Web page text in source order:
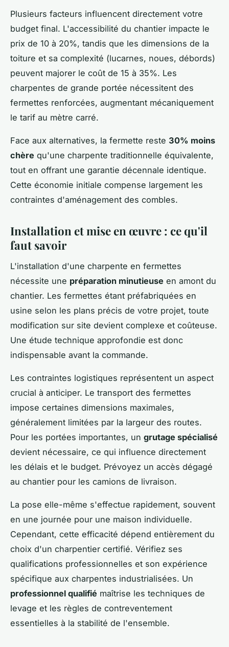
Plusieurs facteurs influencent directement votre
budget final. L'accessibilité du chantier impacte le
prix de 10 à 20%, tandis que les dimensions de la
toiture et sa complexité (lucarnes, noues, débords)
peuvent majorer le coût de 15 à 35%. Les
charpentes de grande portée nécessitent des
fermettes renforcées, augmentant mécaniquement
le tarif au mètre carré.
Face aux alternatives, la fermette reste 30% moins
chère qu'une charpente traditionnelle équivalente,
tout en offrant une garantie décennale identique.
Cette économie initiale compense largement les
contraintes d'aménagement des combles.
Installation et mise en œuvre : ce qu'il
faut savoir
L'installation d'une charpente en fermettes
nécessite une préparation minutieuse en amont du
chantier. Les fermettes étant préfabriquées en
usine selon les plans précis de votre projet, toute
modification sur site devient complexe et coûteuse.
Une étude technique approfondie est donc
indispensable avant la commande.
Les contraintes logistiques représentent un aspect
crucial à anticiper. Le transport des fermettes
impose certaines dimensions maximales,
généralement limitées par la largeur des routes.
Pour les portées importantes, un grutage spécialisé
devient nécessaire, ce qui influence directement
les délais et le budget. Prévoyez un accès dégagé
au chantier pour les camions de livraison.
La pose elle-même s'effectue rapidement, souvent
en une journée pour une maison individuelle.
Cependant, cette efficacité dépend entièrement du
choix d'un charpentier certifié. Vérifiez ses
qualifications professionnelles et son expérience
spécifique aux charpentes industrialisées. Un
professionnel qualifié maîtrise les techniques de
levage et les règles de contreventement
essentielles à la stabilité de l'ensemble.